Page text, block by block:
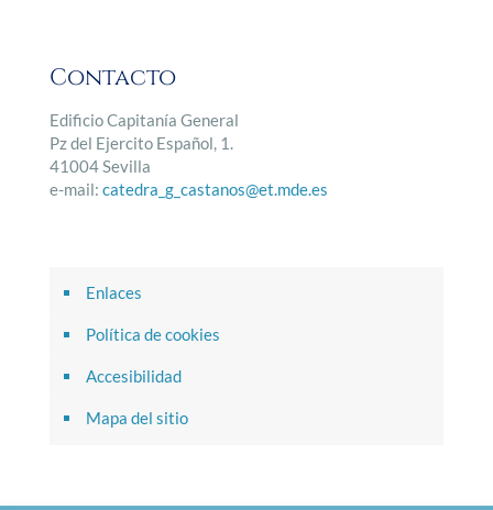
Contacto
Edificio Capitanía General
Pz del Ejercito Español, 1.
41004 Sevilla
e-mail: catedra_g_castanos@et.mde.es
Enlaces
Política de cookies
Accesibilidad
Mapa del sitio